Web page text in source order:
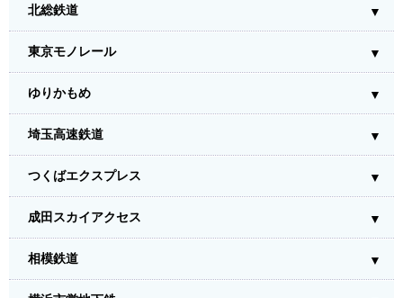
北総鉄道
東京モノレール
ゆりかもめ
埼玉高速鉄道
つくばエクスプレス
成田スカイアクセス
相模鉄道